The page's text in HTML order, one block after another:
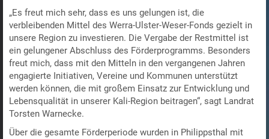
„Es freut mich sehr, dass es uns gelungen ist, die
verbleibenden Mittel des Werra-Ulster-Weser-Fonds gezielt in
unsere Region zu investieren. Die Vergabe der Restmittel ist
ein gelungener Abschluss des Förderprogramms. Besonders
freut mich, dass mit den Mitteln in den vergangenen Jahren
engagierte Initiativen, Vereine und Kommunen unterstützt
werden können, die mit großem Einsatz zur Entwicklung und
Lebensqualität in unserer Kali-Region beitragen“, sagt Landrat
Torsten Warnecke.
Über die gesamte Förderperiode wurden in Philippsthal mit